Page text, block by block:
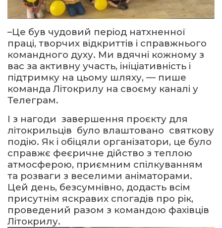
–Це був чудовий період натхненної
праці, творчих відкриттів і справжнього
командного духу. Ми вдячні кожному з
вас за активну участь, ініціативність і
підтримку на цьому шляху, — пише
команда Літокрилу на своєму каналі у
Телеграм.
І з нагоди завершення проєкту для
літокрильців було влаштовано святкову
подію. Як і обіцяли організатори, це було
справжє феєричне дійство з теплою
атмосферою, приємним спілкуванням
та розваги з веселими аніматорами.
Цей день, безсумнівно, додасть всім
присутнім яскравих спогадів про рік,
проведений разом з командою фахівців
Літокрилу.